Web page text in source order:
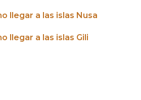
llegar a las islas Nusa
llegar a las islas Gili